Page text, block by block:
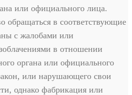
или официального лица.
обращаться в соответствующие
с жалобами или
в отношении
органа или официального
или нарушающего свои
однако фабрикация или